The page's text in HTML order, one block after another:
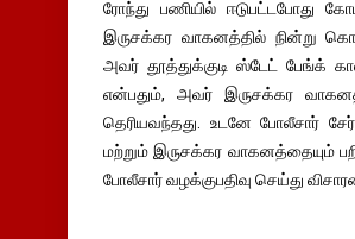
ரோந்து பணியில் ஈடுபட்டபோது
இருசக்கர வாகனத்தில் நின்று
அவர் தூத்துக்குடி ஸ்டேட் பேங்க்
என்பதும், அவர் இருசக்கர
தெரியவந்தது. உடனே போலீசார்
மற்றும் இருசக்கர வாகனத்தையும்
போலீசார் வழக்குபதிவு செய்து